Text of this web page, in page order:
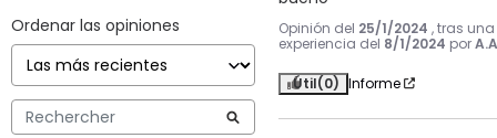
Ordenar las opiniones Opinión del 25/1/2024 , tras una
experiencia del 8/1/2024 por
Útil(0) Informe